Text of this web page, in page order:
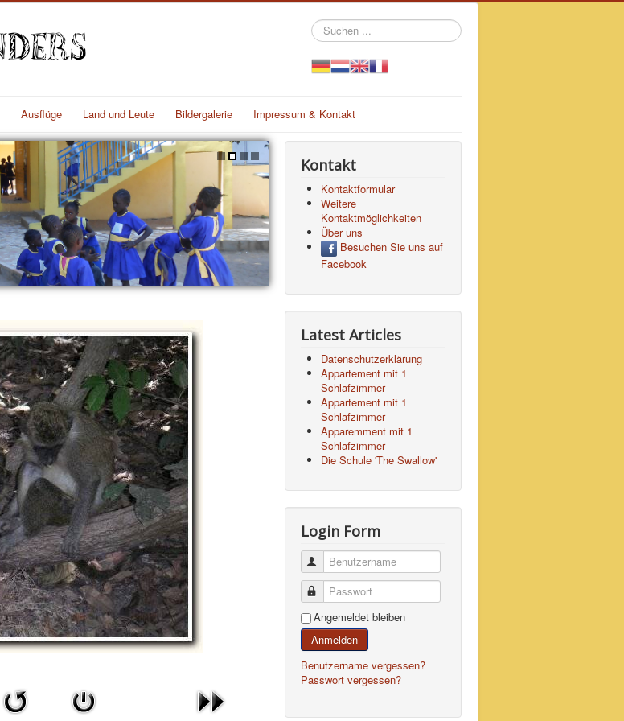
Suchen
...
Ausflüge Land und Leute Bildergalerie Impressum & Kontakt
Kontakt
Kontaktformular
Weitere
Kontaktmöglichkeiten
Über uns
Besuchen Sie uns auf
Facebook
Latest Articles
Datenschutzerklärung
Appartement mit 1
Schlafzimmer
Appartement mit 1
Schlafzimmer
Apparemment mit 1
Schlafzimmer
Die Schule 'The Swallow'
Login Form
Benutzername
Passwort
Angemeldet bleiben
Anmelden
Benutzername vergessen?
Passwort vergessen?